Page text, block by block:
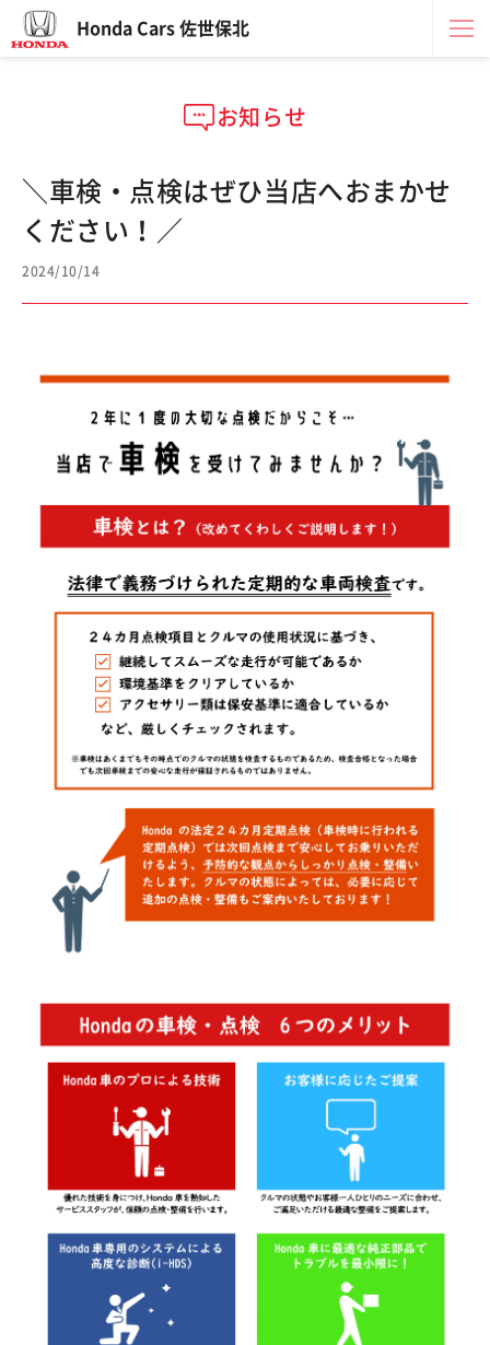
Honda Cars 佐世保北
お知らせ
＼車検・点検はぜひ当店へおまかせ
ください！／
2024/10/14